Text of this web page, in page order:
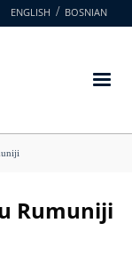
ENGLISH BOSNIAN
Rumuniji